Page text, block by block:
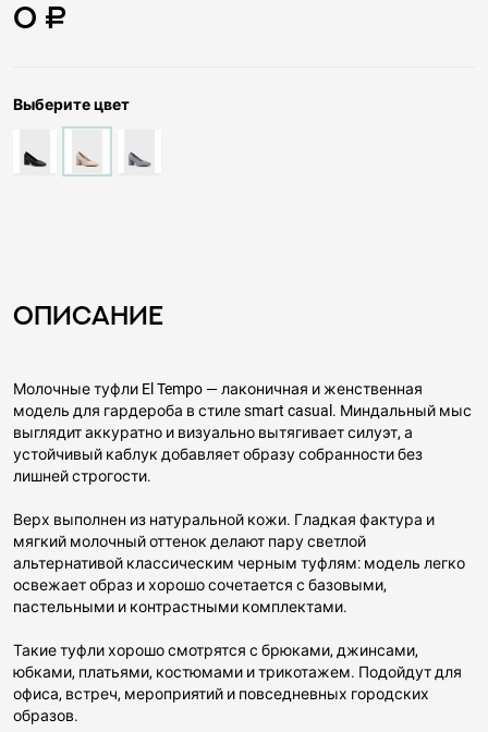
0 ₽
Выберите цвет
Описание
Молочные туфли El Tempo — лаконичная и женственная
модель для гардероба в стиле smart casual. Миндальный мыс
выглядит аккуратно и визуально вытягивает силуэт, а
устойчивый каблук добавляет образу собранности без
лишней строгости.
Верх выполнен из натуральной кожи. Гладкая фактура и
мягкий молочный оттенок делают пару светлой
альтернативой классическим черным туфлям: модель легко
освежает образ и хорошо сочетается с базовыми,
пастельными и контрастными комплектами.
Такие туфли хорошо смотрятся с брюками, джинсами,
юбками, платьями, костюмами и трикотажем. Подойдут для
офиса, встреч, мероприятий и повседневных городских
образов.